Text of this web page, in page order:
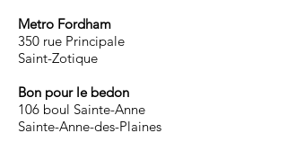
Metro Fordham
350 rue Principale
Saint-Zotique
Bon pour le bedon
106 boul Sainte-Anne
Sainte-Anne-des-Plaines